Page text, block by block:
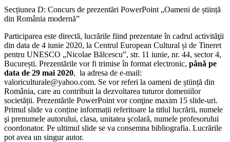
Secțiunea D: Concurs de prezentări PowerPoint „Oameni de știință
din România modernă”
Participarea este directă, lucrările fiind prezentate în cadrul activităţii
din data de 4 iunie 2020, la Centrul European Cultural și de Tineret
pentru UNESCO „Nicolae Bălcescu”, str. 11 iunie, nr. 44, sector 4,
București. Prezentările vor fi trimise în format electronic, pânǎ pe
data de 29 mai 2020, la adresa de e-mail:
valoriculturale@yahoo.com. Se vor referi la oameni de știință din
România, care au contribuit la dezvoltarea tuturor domeniilor
societății. Prezentările PowerPoint vor conţine maxim 15 slide-uri.
Primul slide va conține informații referitoare la titlul lucrării, numele
şi prenumele autorului, clasa, unitatea şcolară, numele profesorului
coordonator. Pe ultimul slide se va consemna bibliografia. Lucrările
pot avea un singur autor.